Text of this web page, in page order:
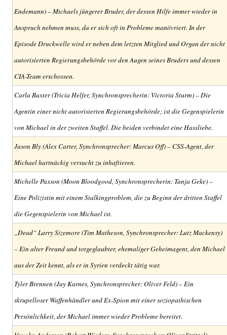
Endemann) – Michaels jüngerer Bruder, der dessen Hilfe immer wieder in
Anspruch nehmen muss, da er sich oft in Probleme manövriert. In der
Episode Druckwelle wird er neben dem letzten Mitglied und Organ der nicht
autorisierten Regierungsbehörde vor den Augen seines Bruders und dessen
CIA-Team erschossen.
Carla Baxter (Tricia Helfer, Synchronsprecherin: Victoria Sturm) – Die
Agentin einer nicht autorisierten Regierungsbehörde; ist die Gegenspielerin
von Michael in der zweiten Staffel. Die beiden verbindet eine Hassliebe.
Jason Bly (Alex Carter, Synchronsprecher: Marcus Off) – CSS-Agent, der
Michael hartnäckig versucht zu inhaftieren.
Michelle Paxson (Moon Bloodgood, Synchronsprecherin: Tanja Geke) –
Eine Polizistin mit einem Stalkingproblem, die zu Beginn der dritten Staffel
die Gegenspielerin von Michael ist.
„Dead“ Larry Sizemore (Tim Matheson, Synchronsprecher: Lutz Mackensy)
– Ein alter Freund und totgeglaubter, ehemaliger Geheimagent, den Michael
aus der Zeit kennt, als er in Syrien verdeckt tätig war.
Tyler Brennen (Jay Karnes, Synchronsprecher: Oliver Feld) – Ein
skrupelloser Waffenhändler und Ex-Spion mit einer soziopathischen
Persönlichkeit, der Michael immer wieder Probleme bereitet.